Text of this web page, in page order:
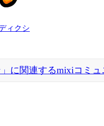
ィクシ
」に関連するmixiコミ